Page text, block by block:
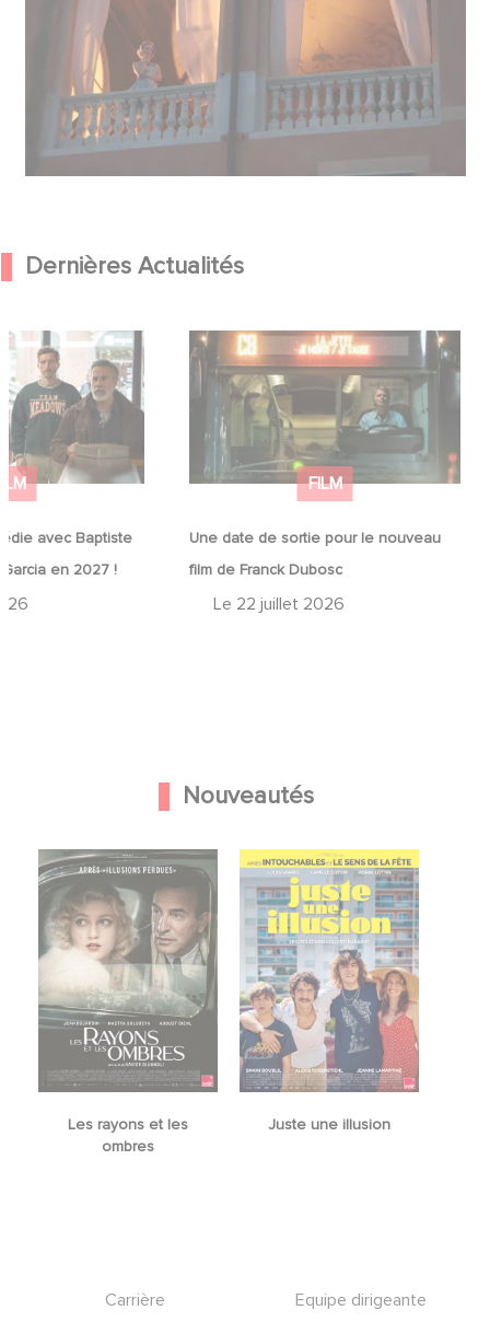
Dernières Actualités
avec Baptiste
en 2027 !
avec
et José Garcia
FILM
Une date de sortie pour le nouveau
film de Franck Dubosc
Le 22 juillet 2026
Une date de sortie pour le nouveau
film de Franck Dubosc
Nouveautés
Les rayons et les
ombres
Juste une illusion
Carrière Equipe dirigeante